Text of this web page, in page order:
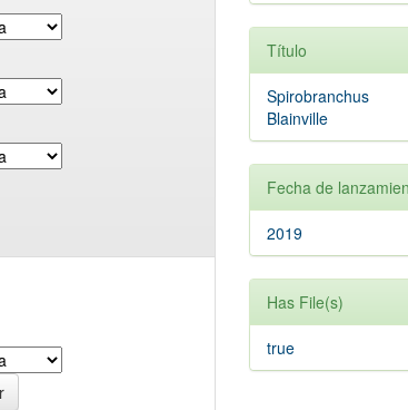
Título
Spirobranchus
Blainville
Fecha de
2019
Has File(s)
true